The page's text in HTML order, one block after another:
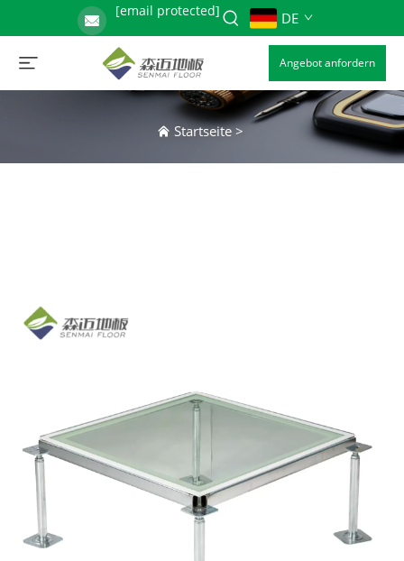
[email protected] DE
Angebot anfordern
Startseite>